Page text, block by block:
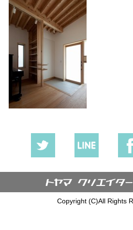
Copyright (C)All Rights